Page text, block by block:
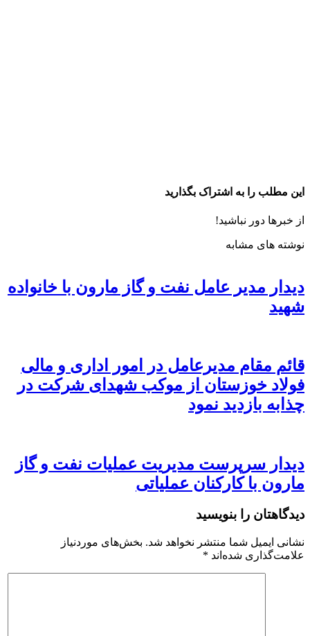
این مطلب را به اشتراک بگذارید
از خبرها دور نباشید!
نوشته های مشابه
دیدار مدیر عامل نفت و گاز مارون با خانواده
شهید
قائم مقام مدیرعامل در امور اداری و مالی
فولاد خوزستان از موکب شهدای شرکت در
چذابه بازدید نمود
دیدار سرپرست مدیریت عملیات نفت و گاز
مارون با کارکنان عملیاتی
دیدگاهتان را بنویسید
نشانی ایمیل شما منتشر نخواهد شد. بخش‌های موردنیاز
علامت‌گذاری شده‌اند *